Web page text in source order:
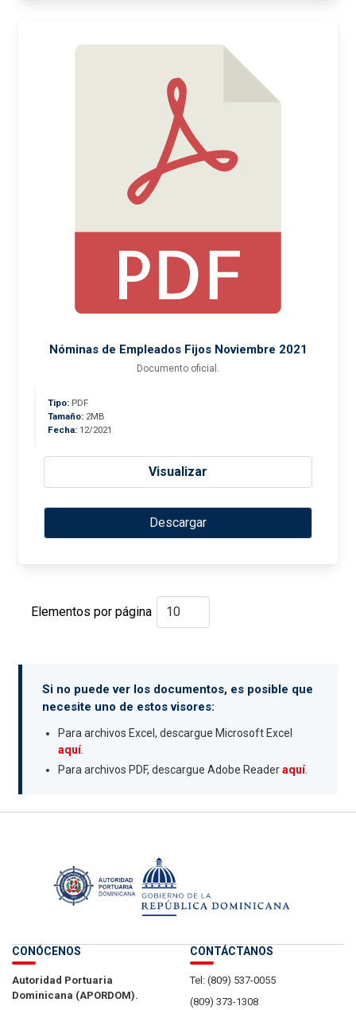
Nóminas de Empleados Fijos Noviembre 2021
Documento oficial.
Tipo: PDF
Tamaño: 2MB
Fecha: 12/2021
Visualizar
Descargar
Elementos por página
Si no puede ver los documentos, es posible que
necesite uno de estos visores:
Para archivos Excel, descargue Microsoft Excel
aquí.
Para archivos PDF, descargue Adobe Readeraquí.
CONÓCENOS
Autoridad Portuaria
Dominicana (APORDOM).
CONTÁCTANOS
Tel: (809) 537-0055
(809) 373-1308